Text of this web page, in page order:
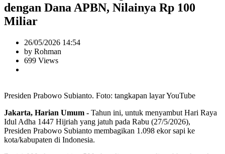
dengan Dana APBN, Nilainya Rp 100
Miliar
26/05/2026 14:54
by Rohman
699 Views
Presiden Prabowo Subianto. Foto: tangkapan layar YouTube
Jakarta, Harian Umum - Tahun ini, untuk menyambut Hari Raya
Idul Adha 1447 Hijriah yang jatuh pada Rabu (27/5/2026),
Presiden Prabowo Subianto membagikan 1.098 ekor sapi ke
kota/kabupaten di Indonesia.